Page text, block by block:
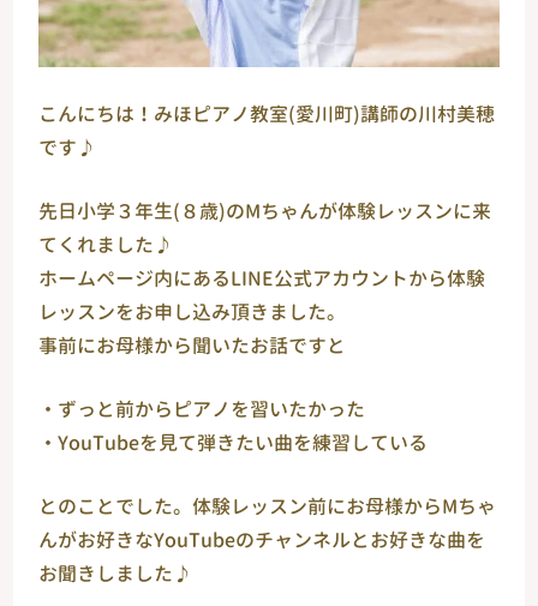
こんにちは！みほピアノ教室(愛川町)講師の川村美穂
です♪
先日小学３年生(８歳)のМちゃんが体験レッスンに来
てくれました♪
ホームページ内にあるLINE公式アカウントから体験
レッスンをお申し込み頂きました。
事前にお母様から聞いたお話ですと
・ずっと前からピアノを習いたかった
・YouTubeを見て弾きたい曲を練習している
とのことでした。体験レッスン前にお母様からМちゃ
んがお好きなYouTubeのチャンネルとお好きな曲を
お聞きしました♪